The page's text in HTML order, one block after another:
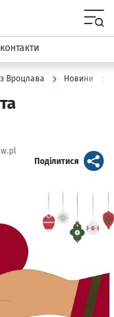
Вроцлава Новини
Поділитися artykuł